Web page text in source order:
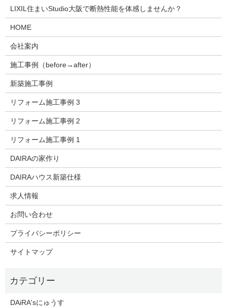
LIXIL住まいStudio大阪で断熱性能を体感しませんか？
HOME
会社案内
施工事例（before→after）
新築施工事例
リフォーム施工事例 3
リフォーム施工事例 2
リフォーム施工事例 1
DAIRAの家作り
DAIRAハウス新築仕様
求人情報
お問い合わせ
プライバシーポリシー
サイトマップ
DAiRA'sにゅうす